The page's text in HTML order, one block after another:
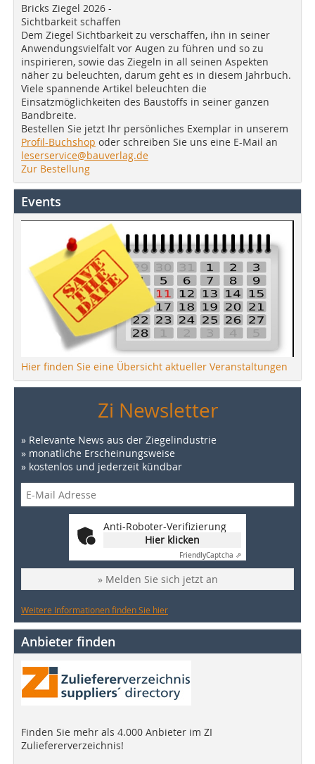
Bricks Ziegel 2026 -
Sichtbarkeit schaffen
Dem Ziegel Sichtbarkeit zu verschaffen, ihn in seiner
Anwendungsvielfalt vor Augen zu führen und so zu
inspirieren, sowie das Ziegeln in all seinen Aspekten
näher zu beleuchten, darum geht es in diesem Jahrbuch.
Viele spannende Artikel beleuchten die
Einsatzmöglichkeiten des Baustoffs in seiner ganzen
Bandbreite.
Bestellen Sie jetzt Ihr persönliches Exemplar in unserem
Profil-Buchshop oder schreiben Sie uns eine E-Mail an
leserservice@bauverlag.de
Zur Bestellung
Events
Hier finden Sie eine Übersicht aktueller Veranstaltungen
Zi Newsletter
» Relevante News aus der Ziegelindustrie
» monatliche Erscheinungsweise
» kostenlos und jederzeit kündbar
Anti-Roboter-Verifizierung
Hier klicken
FriendlyCaptcha ⇗
» Melden Sie sich jetzt an
Weitere Informationen finden Sie hier
Anbieter finden
Finden Sie mehr als 4.000 Anbieter im ZI
Zuliefererverzeichnis!